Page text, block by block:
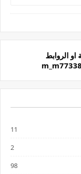
الروابط
11
2
98